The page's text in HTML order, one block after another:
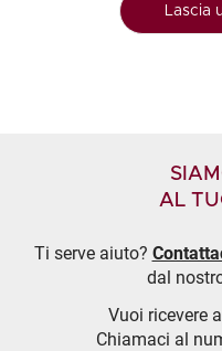
Lascia
AL
Ti serve aiuto?
dal
Vuoi ricevere
Chiamaci al